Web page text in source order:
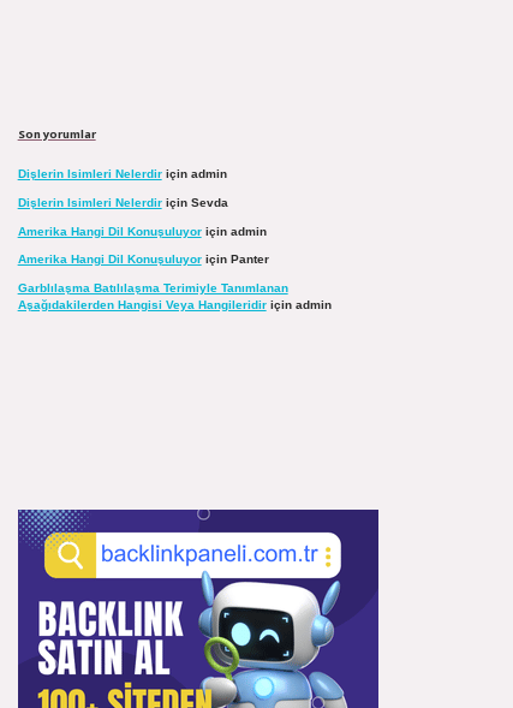
Son yorumlar
Dişlerin Isimleri Nelerdiriçin admin
Dişlerin Isimleri Nelerdiriçin Sevda
Amerika Hangi Dil Konuşuluyoriçin admin
Amerika Hangi Dil Konuşuluyoriçin Panter
Garblılaşma Batılılaşma Terimiyle Tanımlanan
Aşağıdakilerden Hangisi Veya Hangileridiriçin admin